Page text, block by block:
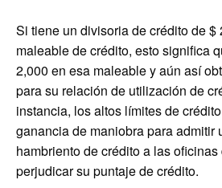
Si tiene un divisoria de crédito de $
maleable de crédito, esto significa
2,000 en esa maleable y aún así
para su relación de utilización de
instancia, los altos límites de
ganancia de maniobra para admitir
hambriento de crédito a las
perjudicar su puntaje de crédito.